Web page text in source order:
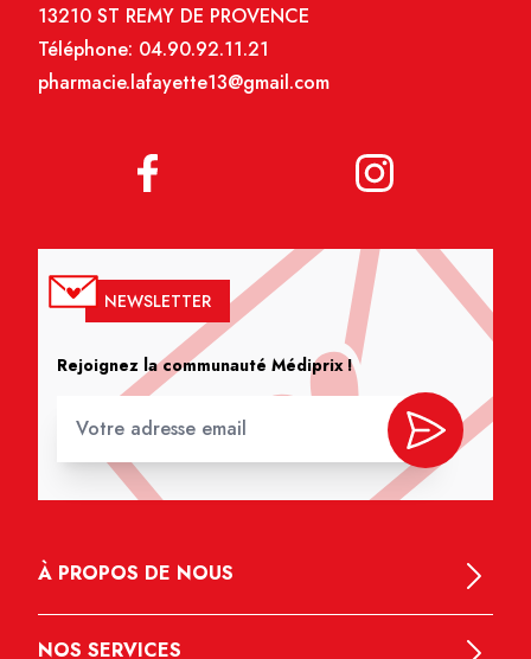
13210 ST REMY DE PROVENCE
Téléphone: 04.90.92.11.21
pharmacie.lafayette13@gmail.com
NEWSLETTER
Rejoignez la communauté Médiprix !
À PROPOS DE NOUS
NOS SERVICES